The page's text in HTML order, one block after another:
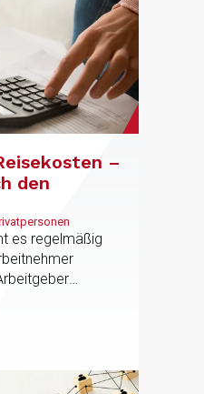
–
den
es regelmäßig
große